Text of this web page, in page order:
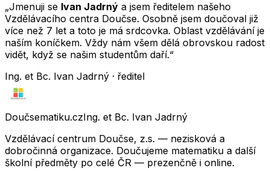
„Jmenuji se Ivan Jadrný a jsem ředitelem našeho
Vzdělávacího centra Doučse. Osobně jsem doučoval již
více než 7 let a toto je má srdcovka. Oblast vzdělávání je
naším koníčkem. Vždy nám všem dělá obrovskou radost
vidět, když se našim studentům daří.“
Ing. et Bc. Ivan Jadrný · ředitel
Doučsematiku.czIng. et Bc. Ivan Jadrný
Vzdělávací centrum Doučse, z.s. — nezisková a
dobročinná organizace. Doučujeme matematiku a další
školní předměty po celé ČR — prezenčně i online.